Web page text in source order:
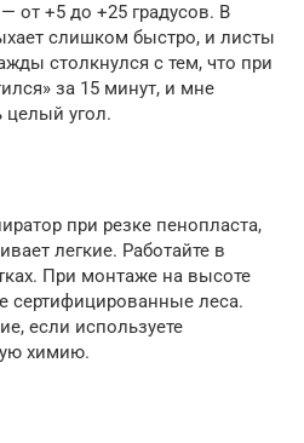
от +5 до +25 градусов. В
слишком быстро, и листы
столкнулся с тем, что при
за 15 минут, и мне
целый угол.
при резке пенопласта,
легкие. Работайте в
При монтаже на высоте
сертифицированные леса.
если используете
химию.